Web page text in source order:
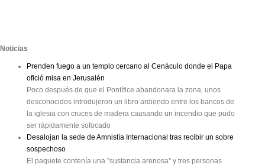
Noticias
Prenden fuego a un templo cercano al Cenáculo donde el Papa
ofició misa en Jerusalén
Poco después de que el Pontífice abandonara la zona, unos
desconocidos introdujeron un libro ardiendo entre los bancos de
la iglesia con cruces de madera causando un incendio que pudo
ser rápidamente sofocado
Desalojan la sede de Amnistía Internacional tras recibir un sobre
sospechoso
El paquete contenía una "sustancia arenosa" y tres personas